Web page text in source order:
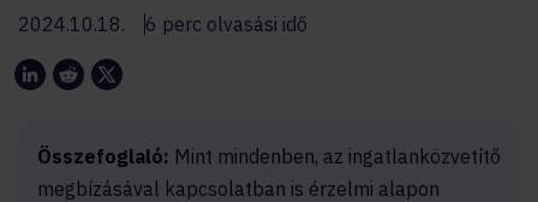
2024.10.18. 6 perc olvasási idő
Összefoglaló: Mint mindenben, az ingatlanközvetítő
megbízásával kapcsolatban is érzelmi alapon